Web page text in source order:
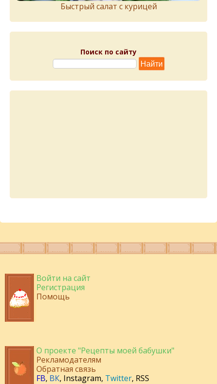
Быстрый салат с курицей
Поиск по сайту
Войти на сайт
Регистрация
Помощь
О проекте "Рецепты моей бабушки"
Рекламодателям
Обратная связь
FB, ВК, Instagram, Twitter, RSS